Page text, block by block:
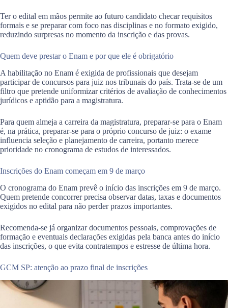
Ter o edital em mãos permite ao futuro candidato checar requisitos
formais e se preparar com foco nas disciplinas e no formato exigido,
reduzindo surpresas no momento da inscrição e das provas.
Quem deve prestar o Enam e por que ele é obrigatório
A habilitação no Enam é exigida de profissionais que desejam
participar de concursos para juiz nos tribunais do país. Trata-se de um
filtro que pretende uniformizar critérios de avaliação de conhecimentos
jurídicos e aptidão para a magistratura.
Para quem almeja a carreira da magistratura, preparar-se para o Enam
é, na prática, preparar-se para o próprio concurso de juiz: o exame
influencia seleção e planejamento de carreira, portanto merece
prioridade no cronograma de estudos de interessados.
Inscrições do Enam começam em 9 de março
O cronograma do Enam prevê o início das inscrições em 9 de março.
Quem pretende concorrer precisa observar datas, taxas e documentos
exigidos no edital para não perder prazos importantes.
Recomenda-se já organizar documentos pessoais, comprovações de
formação e eventuais declarações exigidas pela banca antes do início
das inscrições, o que evita contratempos e estresse de última hora.
GCM SP: atenção ao prazo final de inscrições